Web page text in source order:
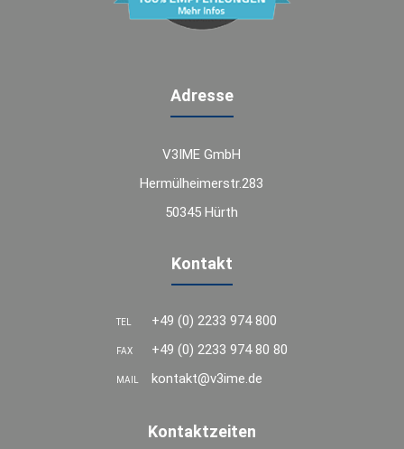
Adresse
V3IME GmbH
Hermülheimerstr.283
50345 Hürth
Kontakt
TEL +49 (0) 2233 974 800
FAX +49 (0) 2233 974 80 80
MAIL kontakt@v3ime.de
Kontaktzeiten